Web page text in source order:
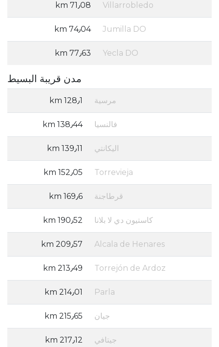
Villarrobledo 71٫08 km
Jumilla DO 74٫04 km
Yecla DO 77٫63 km
مدن قريبة البسيط
مرسية 128٫1 km
فالنسيا 138٫44 km
اليكانتي 139٫11 km
Torrevieja 152٫05 km
قرطاجنة 169٫6 km
كاستيون دي لا بلانا 190٫52 km
Alcala de Henares 209٫57 km
Torrejón de Ardoz 213٫49 km
Parla 214٫01 km
جيان 215٫65 km
جيتافي 217٫12 km